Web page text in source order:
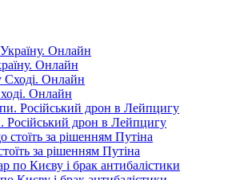
Онлайн
Онлайн
Російський дрон в Лейпцигу
за рішенням Путіна